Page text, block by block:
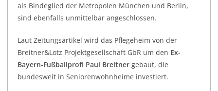
als Bindeglied der Metropolen München und Berlin,
sind ebenfalls unmittelbar angeschlossen.
Laut Zeitungsartikel wird das Pflegeheim von der
Breitner&Lotz Projektgesellschaft GbR um den Ex-
Bayern-Fußballprofi Paul Breitner gebaut, die
bundesweit in Seniorenwohnheime investiert.